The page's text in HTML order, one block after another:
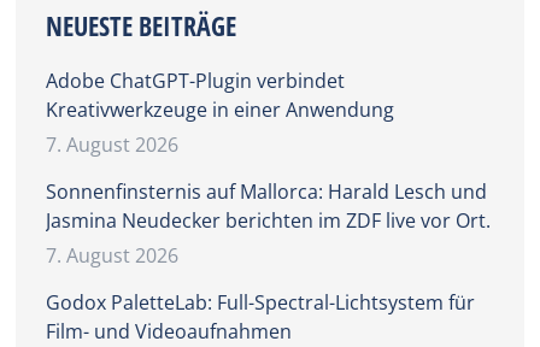
NEUESTE BEITRÄGE
Adobe ChatGPT-Plugin verbindet
Kreativwerkzeuge in einer Anwendung
7. August 2026
Sonnenfinsternis auf Mallorca: Harald Lesch und
Jasmina Neudecker berichten im ZDF live vor Ort.
7. August 2026
Godox PaletteLab: Full-Spectral-Lichtsystem für
Film- und Videoaufnahmen